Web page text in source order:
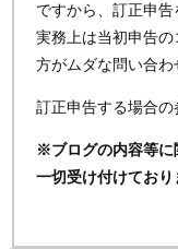
ですから、訂正申告
実務上は当初申告
方がムダな問い合わ
訂正申告する場合の
※ブログの内容等に
一切受け付けており